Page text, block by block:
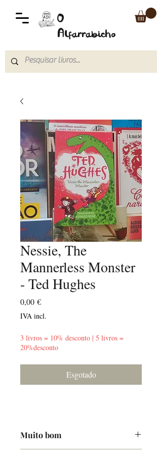
O
Alfarrabicho
Nessie, The
Mannerless Monster
- Ted Hughes
0,00 €Preço
IVA incl.
3 livros = 10% desconto | 5 livros =
20%desconto
Esgotado
Muito bom